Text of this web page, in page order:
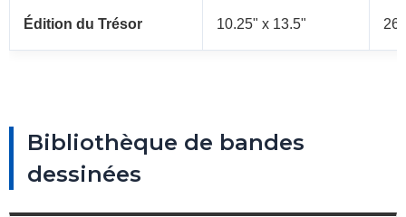
Édition du Trésor 10.25" x 13.5"
Bibliothèque de bandes
dessinées